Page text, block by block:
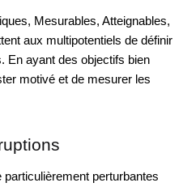
Mesurables, Atteignables,
aux multipotentiels de définir
En ayant des objectifs bien
motivé et de mesurer les
perturbantes